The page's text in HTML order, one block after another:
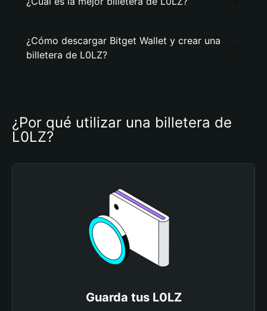
¿Cómo descargar Bitget Wallet y crear una
billetera de L0LZ?
¿Por qué utilizar una billetera de
L0LZ?
Guarda tus L0LZ